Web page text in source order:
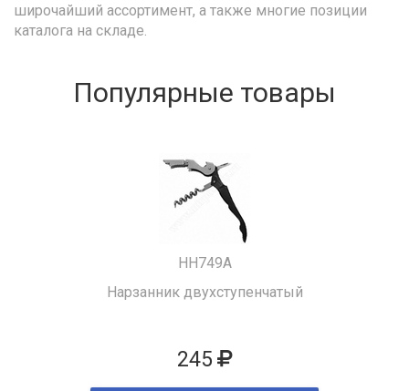
широчайший ассортимент, а также многие позиции
каталога на складе.
Популярные товары
HH749A
Нарзанник двухступенчатый
245